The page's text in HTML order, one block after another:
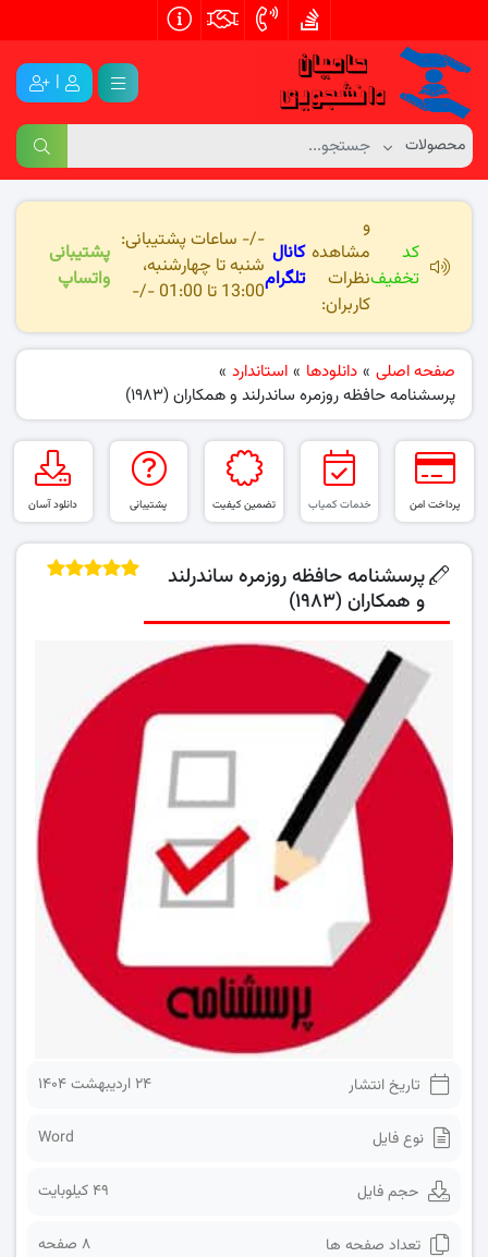
|
کد
تخفیف
و
مشاهده
نظرات
کاربران:
کانال
تلگرام
-/- ساعات پشتیبانی:
شنبه تا چهارشنبه،
13:00 تا 01:00 -/-
پشتیبانی
واتساپ
صفحه اصلی » دانلودها » استاندارد »
پرسشنامه حافظه روزمره ساندرلند و همکاران (۱۹۸۳)
پرداخت امن خدمات کمیاب تضمین کیفیت پشتیبانی دانلود آسان
پرسشنامه حافظه روزمره ساندرلند
و همکاران (۱۹۸۳)
تاریخ انتشار ۲۴ اردیبهشت ۱۴۰۴
نوع فایل Word
حجم فایل 49 کیلوبایت
تعداد صفحه ها 8 صفحه